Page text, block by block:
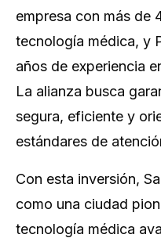
empresa con más de
tecnología médica, y
años de experiencia
La alianza busca
segura, eficiente y
estándares de
Con esta inversión,
como una ciudad
tecnología médica